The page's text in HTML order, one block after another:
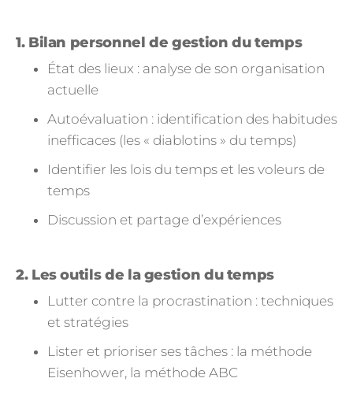
1. Bilan personnel de gestion du temps
État des lieux : analyse de son organisation
actuelle
Autoévaluation : identification des habitudes
inefficaces (les « diablotins » du temps)
Identifier les lois du temps et les voleurs de
temps
Discussion et partage d’expériences
2. Les outils de la gestion du temps
Lutter contre la procrastination : techniques
et stratégies
Lister et prioriser ses tâches : la méthode
Eisenhower, la méthode ABC